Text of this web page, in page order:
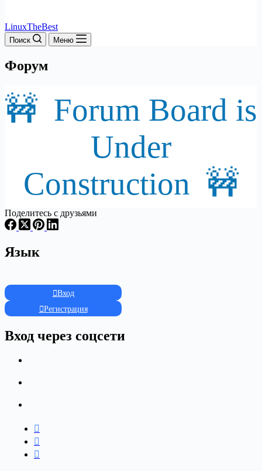
LinuxTheBest
Поиск Меню
Форум
🚧 Forum Board is
Under
Construction 🚧
Поделитесь с друзьями
Язык
Вход
Регистрация
Вход через соцсети